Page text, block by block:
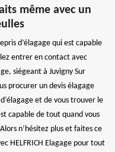
même avec un
d’élagage qui est capable
entrer en contact avec
siégeant à Juvigny Sur
procurer un devis élagage
et de vous trouver le
capable de tout quand vous
n’hésitez plus et faites ce
HELFRICH Elagage pour tout